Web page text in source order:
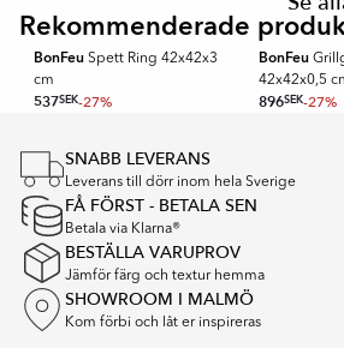
1Rekommenderade
🥇 TOPPDESIGN 2026
BonFeu Spett Ring 42x42x3
cm
537SEK-27%
🥇 TOPPDESIGN
BonFeu
42x42x0,5
896SEK-27%
1
of
16
SNABB LEVERANS
Leverans till dörr inom hela Sverige
FÅ FÖRST - BETALA SEN
Betala via Klarna®
BESTÄLLA VARUPROV
Jämför färg och textur hemma
SHOWROOM I MALMÖ
Kom förbi och låt er inspireras